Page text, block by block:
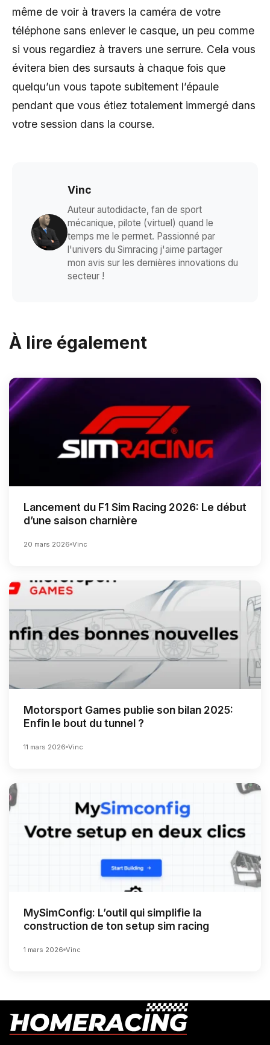
même de voir à travers la caméra de votre
téléphone sans enlever le casque, un peu comme
si vous regardiez à travers une serrure. Cela vous
évitera bien des sursauts à chaque fois que
quelqu’un vous tapote subitement l’épaule
pendant que vous étiez totalement immergé dans
votre session dans la course.
Vinc
Auteur autodidacte, fan de sport
mécanique, pilote (virtuel) quand le
temps me le permet. Passionné par
l'univers du Simracing j'aime partager
mon avis sur les dernières innovations du
secteur !
À lire également
Lancement du F1 Sim Racing 2026: Le début
d’une saison charnière
20 mars 2026 Vinc
Motorsport Games publie son bilan 2025:
Enfin le bout du tunnel ?
11 mars 2026 Vinc
MySimConfig: L’outil qui simplifie la
construction de ton setup sim racing
1 mars 2026 Vinc